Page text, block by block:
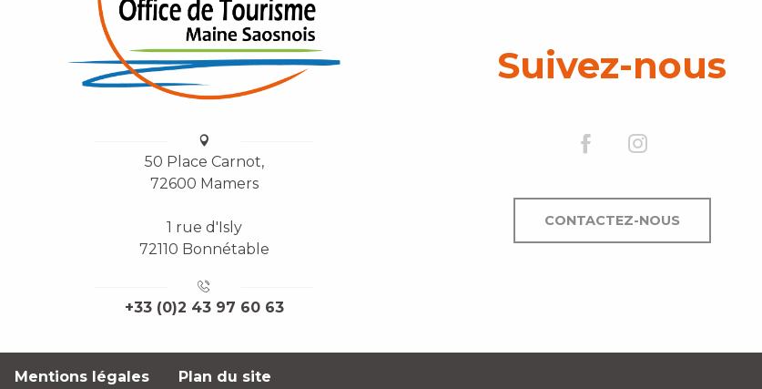
50 Place Carnot,
72600 Mamers
1 rue d'Isly
72110 Bonnétable
+33 (0)2 43 97 60 63
Suivez-nous
CONTACTEZ-NOUS
Mentions légales Plan du site